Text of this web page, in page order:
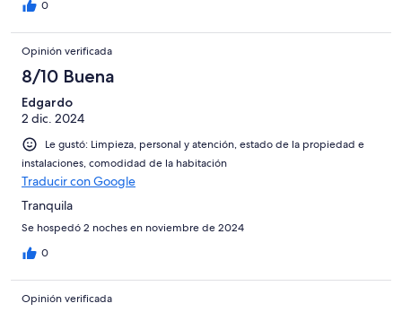
0
Opinión verificada
8/10 Buena
Edgardo
2 dic. 2024
Le gustó: Limpieza, personal y atención, estado de la propiedad e
instalaciones, comodidad de la habitación
Traducir con Google
Tranquila
Se hospedó 2 noches en noviembre de 2024
0
Opinión verificada